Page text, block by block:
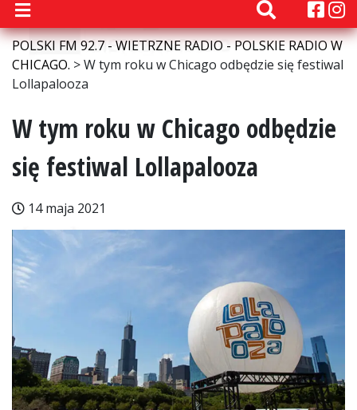
POLSKI FM 92.7 - WIETRZNE RADIO - POLSKIE RADIO W
CHICAGO. >W tym roku w Chicago odbędzie się festiwal
Lollapalooza
W tym roku w Chicago odbędzie
się festiwal Lollapalooza
14 maja 2021